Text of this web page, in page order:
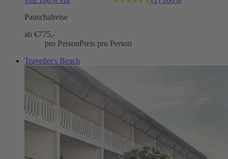
Pauschalreise
ab €775,-
pro PersonPreis pro Person
Traveller's Beach